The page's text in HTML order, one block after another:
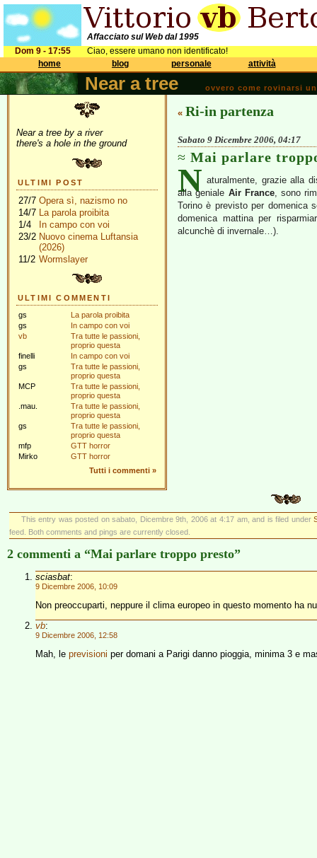
Affacciato sul Web dal 1995
Dom 9 - 17:55
Ciao, essere umano non identificato!
home
blog personale attività
Near a tree ovvero come rovinarsi
Near a tree by a river
there's a hole in the ground
ULTIMI POST
27/7 Opera sì, nazismo no
14/7 La parola proibita
1/4
In campo con voi
23/2 Nuovo cinema Luftansia
(2026)
11/2 Wormslayer
ULTIMI COMMENTI
gs
La parola proibita
gs
In campo con voi
vb
Tra tutte le passioni,
proprio questa
finelli
In campo con voi
gs
Tra tutte le passioni,
proprio questa
MCP
Tra tutte le passioni,
proprio questa
.mau.
Tra tutte le passioni,
proprio questa
gs
Tra tutte le passioni,
proprio questa
mfp
GTT horror
Mirko
GTT horror
Tutti i commenti »
« Ri-in partenza
Sabato 9 Dicembre 2006, 04:17
Mai parlare
N aturalmente, grazie alla
alla geniale Air France, sono
Torino è previsto per domenica
domenica mattina per
alcunchè di invernale…).
This entry was posted on sabato, Dicembre 9th, 2006 at 4:17 am, and is filed under
feed. Both comments and pings are currently closed.
2 commenti a “Mai parlare troppo presto”
sciasbat:
9 Dicembre 2006, 10:09
Non preoccuparti, neppure il clima europeo in questo momento ha
vb:
9 Dicembre 2006, 12:58
Mah, le previsioni per domani a Parigi danno pioggia, minima 3 e